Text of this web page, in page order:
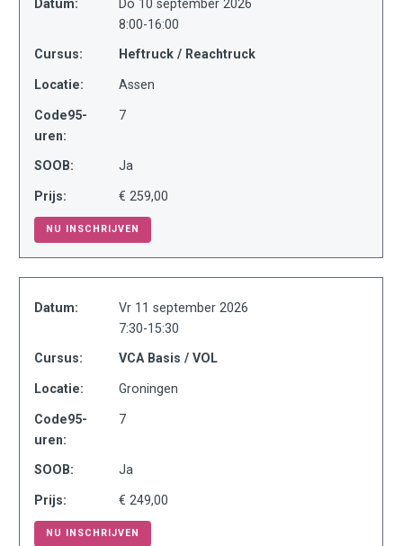
Datum:
Do 10 september 2026
8:00-16:00
Cursus: Heftruck / Reachtruck
Locatie: Assen
Code95-
uren:
7
SOOB: Ja
Prijs: € 259,00
NU INSCHRIJVEN
Datum:
Vr 11 september 2026
7:30-15:30
Cursus: VCA Basis / VOL
Locatie: Groningen
Code95-
uren:
7
SOOB: Ja
Prijs: € 249,00
NU INSCHRIJVEN